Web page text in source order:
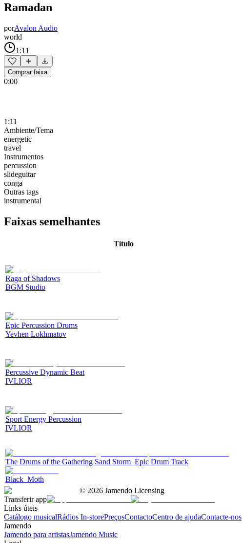
Ramadan
porAvalon Audio
world
1:11
Comprar faixa
0:00
1:11
Ambiente/Tema
energetic
travel
Instrumentos
percussion
slideguitar
conga
Outras tags
instrumental
Faixas semelhantes
Título
Raga of Shadows
BGM Studio
Epic Percussion Drums
Yevhen Lokhmatov
Percussive Dynamic Beat
IVLIOR
Sport Energy Percussion
IVLIOR
The Drums of the Gathering Sand Storm_Epic Drum Track
Black_Moth
© 2026 Jamendo Licensing
Transferir app
Links úteis
Catálogo musicalRádios In-storePreçosContactoCentro de ajudaContacte-nos
Jamendo
Jamendo para artistasJamendo Music